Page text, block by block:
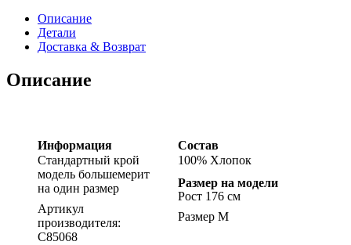
Описание
Детали
Доставка & Возврат
Описание
Информация
Стандартный крой
модель большемерит
на один размер
Артикул
производителя:
C85068
Состав
100% Хлопок
Размер на модели
Рост 176 см
Размер M